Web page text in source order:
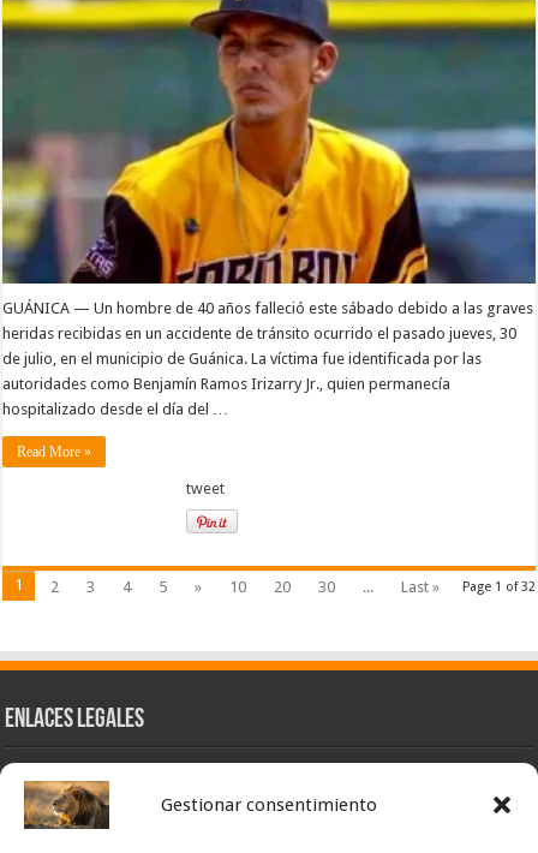
Gestionar consentimiento
GUÁNICA — Un hombre de 40 años falleció este sábado debido a las graves
heridas recibidas en un accidente de tránsito ocurrido el pasado jueves, 30
de julio, en el municipio de Guánica. La víctima fue identificada por las
autoridades como Benjamín Ramos Irizarry Jr., quien permanecía
hospitalizado desde el día del …
Read More »
tweet
Page 1 of 32
1 2 3 4 5 » 10 20 30 ... Last »
Enlaces Legales
Nuestra Esencia
Pulso Global